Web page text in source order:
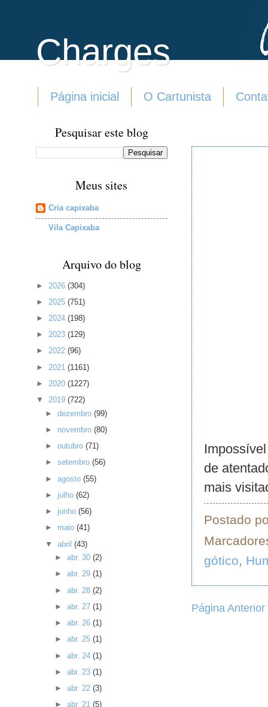
Charges
Página inicial O Cartunista
de
mais
Postado
gótico,
Página Anterior
Pesquisar este blog
Meus sites
Cria capixaba
Vila Capixaba
Arquivo do blog
► 2026 (304)
► 2025 (751)
► 2024 (198)
► 2023 (129)
► 2022 (96)
► 2021 (1161)
► 2020 (1227)
▼ 2019 (722)
►dezembro(99)
► novembro(80)
►outubro(71)
►setembro(56)
►agosto(55)
► julho(62)
► junho(56)
► maio(41)
▼abril(43)
► abr. 30 (2)
► abr. 29 (1)
► abr. 28 (2)
► abr. 27 (1)
► abr. 26 (1)
► abr. 25 (1)
► abr. 24 (1)
► abr. 23 (1)
► abr. 22 (3)
► abr. 21 (5)